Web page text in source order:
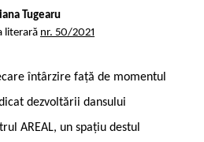
Tugearu
literară nr. 50/2021
întârzire față de momentul
dezvoltării dansului
AREAL, un spațiu destul